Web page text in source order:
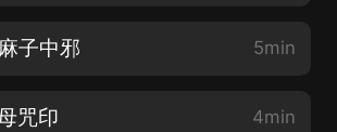
子中邪 5min
咒印 4min